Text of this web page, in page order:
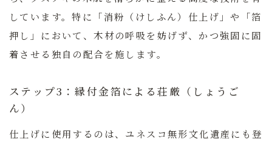
しています。特に「消粉（けしふん）仕上げ」や「箔
押し」において、木材の呼吸を妨げず、かつ強固に固
着させる独自の配合を施します。
ステップ3：縁付金箔による荘厳（しょうご
ん）
仕上げに使用するのは、ユネスコ無形文化遺産にも登